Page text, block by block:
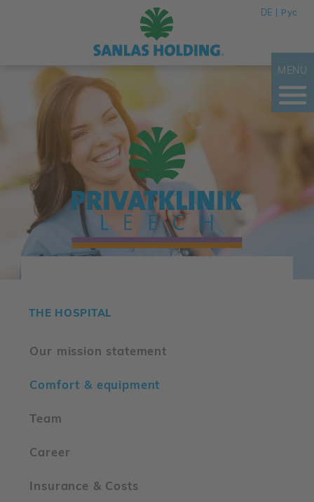
DE Рус
MENU
THE HOSPITAL
Our mission statement
Comfort & equipment
Team
Career
Insurance & Costs